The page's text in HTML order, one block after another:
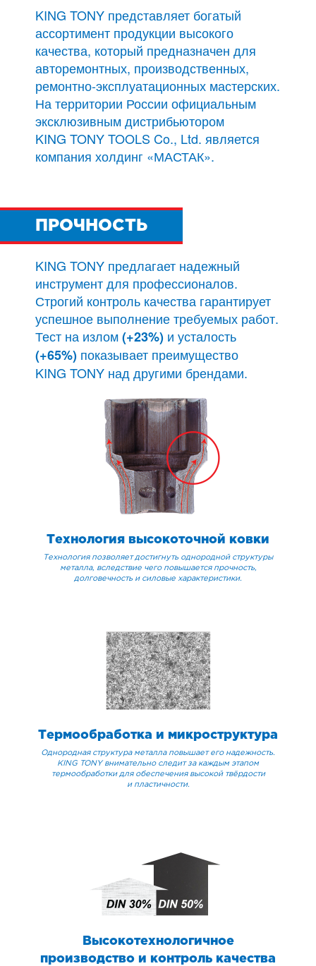
KING TONY представляет богатый
ассортимент продукции высокого
качества, который предназначен для
авторемонтных, производственных,
ремонтно-эксплуатационных мастерских.
На территории России официальным
эксклюзивным дистрибьютором
KING TONY TOOLS Co., Ltd. является
компания холдинг «МАСТАК».
ПРОЧНОСТЬ
KING TONY предлагает надежный
инструмент для профессионалов.
Строгий контроль качества гарантирует
успешное выполнение требуемых работ.
Тест на излом(+23%) и усталость
(+65%) показывает преимущество
KING TONY над другими брендами.
Технология высокоточной ковки
Технология позволяет достигнуть однородной структуры
металла, вследствие чего повышается прочность,
долговечность и силовые характеристики.
Термообработка и микроструктура
Однородная структура металла повышает его надежность.
KING TONY внимательно следит за каждым этапом
термообработки для обеспечения высокой твёрдости
и пластичности.
Высокотехнологичное
производство и контроль качества